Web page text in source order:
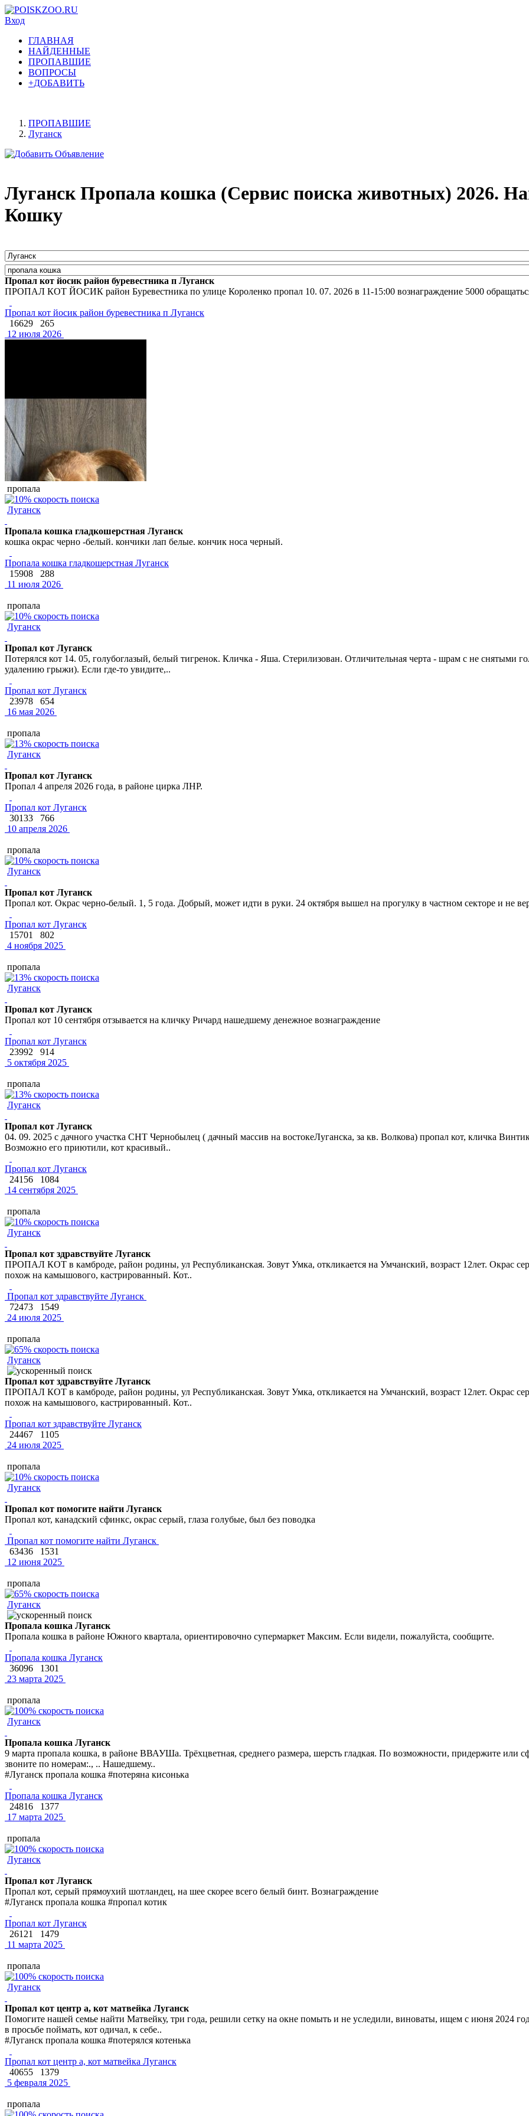
Вход
ГЛАВНАЯ
НАЙДЕННЫЕ
ПРОПАВШИЕ
ВОПРОСЫ
+ДОБАВИТЬ
ПРОПАВШИЕ
Луганск
Луганск Пропала кошка (Сервис поиска животных) 2026.
Кошку
Пропал кот йосик район буревестника п Луганск
ПРОПАЛ КОТ ЙОСИК район Буревестника по улице Короленко пропал 10. 07. 2026 в 11-15:00 вознаграждение 5000
Пропал кот йосик район буревестника п Луганск
16629
265
12 июля 2026
пропала
Луганск
Пропала кошка гладкошерстная Луганск
кошка окрас черно -белый. кончики лап белые. кончик носа черный.
Пропала кошка гладкошерстная Луганск
15908
288
11 июля 2026
пропала
Луганск
Пропал кот Луганск
Потерялся кот 14. 05, голубоглазый, белый тигренок. Кличка - Яша. Стерилизован. Отличительная черта - шрам с не снятыми
удалению грыжи). Если где-то увидите,..
Пропал кот Луганск
23978
654
16 мая 2026
пропала
Луганск
Пропал кот Луганск
Пропал 4 апреля 2026 года, в районе цирка ЛНР.
Пропал кот Луганск
30133
766
10 апреля 2026
пропала
Луганск
Пропал кот Луганск
Пропал кот. Окрас черно-белый. 1, 5 года. Добрый, может идти в руки. 24 октября вышел на прогулку в частном секторе и не
Пропал кот Луганск
15701
802
4 ноября 2025
пропала
Луганск
Пропал кот Луганск
Пропал кот 10 сентября отзывается на кличку Ричард нашедшему денежное вознаграждение
Пропал кот Луганск
23992
914
5 октября 2025
пропала
Луганск
Пропал кот Луганск
04. 09. 2025 с дачного участка СНТ Чернобылец ( дачный массив на востокеЛуганска, за кв. Волкова) пропал кот, кличка
Возможно его приютили, кот красивый..
Пропал кот Луганск
24156
1084
14 сентября 2025
пропала
Луганск
Пропал кот здравствуйте Луганск
ПРОПАЛ КОТ в камброде, район родины, ул Республиканская. Зовут Умка, откликается на Умчанский, возраст 12лет. Окрас
похож на камышового, кастрированный. Кот..
Пропал кот здравствуйте Луганск
72473
1549
24 июля 2025
пропала
Луганск
Пропал кот здравствуйте Луганск
ПРОПАЛ КОТ в камброде, район родины, ул Республиканская. Зовут Умка, откликается на Умчанский, возраст 12лет. Окрас
похож на камышового, кастрированный. Кот..
Пропал кот здравствуйте Луганск
24467
1105
24 июля 2025
пропала
Луганск
Пропал кот помогите найти Луганск
Пропал кот, канадский сфинкс, окрас серый, глаза голубые, был без поводка
Пропал кот помогите найти Луганск
63436
1531
12 июня 2025
пропала
Луганск
Пропала кошка Луганск
Пропала кошка в районе Южного квартала, ориентировочно супермаркет Максим. Если видели, пожалуйста, сообщите.
Пропала кошка Луганск
36096
1301
23 марта 2025
пропала
Луганск
Пропала кошка Луганск
9 марта пропала кошка, в районе ВВАУШа. Трёхцветная, среднего размера, шерсть гладкая. По возможности, придержите или
звоните по номерам:., .. Нашедшему..
#Луганск пропала кошка #потеряна кисонька
Пропала кошка Луганск
24816
1377
17 марта 2025
пропала
Луганск
Пропал кот Луганск
Пропал кот, серый прямоухий шотландец, на шее скорее всего белый бинт. Вознаграждение
#Луганск пропала кошка #пропал котик
Пропал кот Луганск
26121
1479
11 марта 2025
пропала
Луганск
Пропал кот центр а, кот матвейка Луганск
Помогите нашей семье найти Матвейку, три года, решили сетку на окне помыть и не уследили, виноваты, ищем с июня 2024
в просьбе поймать, кот одичал, к себе..
#Луганск пропала кошка #потерялся котенька
Пропал кот центр а, кот матвейка Луганск
40655
1379
5 февраля 2025
пропала